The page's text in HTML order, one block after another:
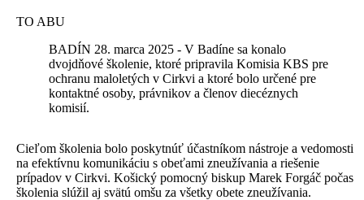
TO ABU
BADÍN 28. marca 2025 - V Badíne sa konalo
dvojdňové školenie, ktoré pripravila Komisia KBS pre
ochranu maloletých v Cirkvi a ktoré bolo určené pre
kontaktné osoby, právnikov a členov diecéznych
komisií.
Cieľom školenia bolo poskytnúť účastníkom nástroje a vedomosti
na efektívnu komunikáciu s obeťami zneužívania a riešenie
prípadov v Cirkvi. Košický pomocný biskup Marek Forgáč počas
školenia slúžil aj svätú omšu za všetky obete zneužívania.